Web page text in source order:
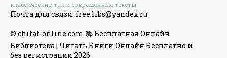
классические, так и современные тексты.
Почта для связи: free.libs@yandex.ru
© chitat-online.com 📚 Бесплатная Онлайн
Библиотека | Читать Книги Онлайн Бесплатно и
без регистрации 2026